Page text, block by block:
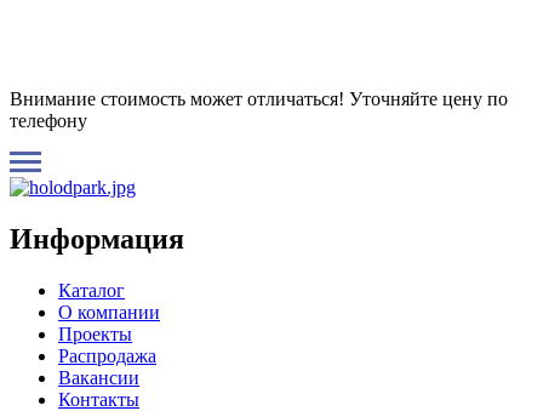
Внимание стоимость может отличаться! Уточняйте цену по
телефону
Информация
Каталог
О компании
Проекты
Распродажа
Вакансии
Контакты